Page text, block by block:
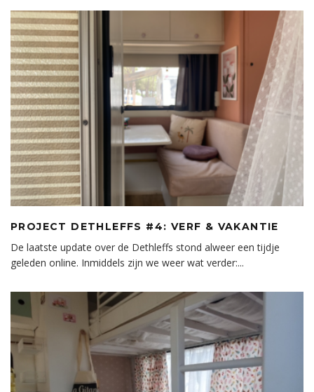
PROJECT DETHLEFFS #4: VERF & VAKANTIE
De laatste update over de Dethleffs stond alweer een tijdje
geleden online. Inmiddels zijn we weer wat verder:...